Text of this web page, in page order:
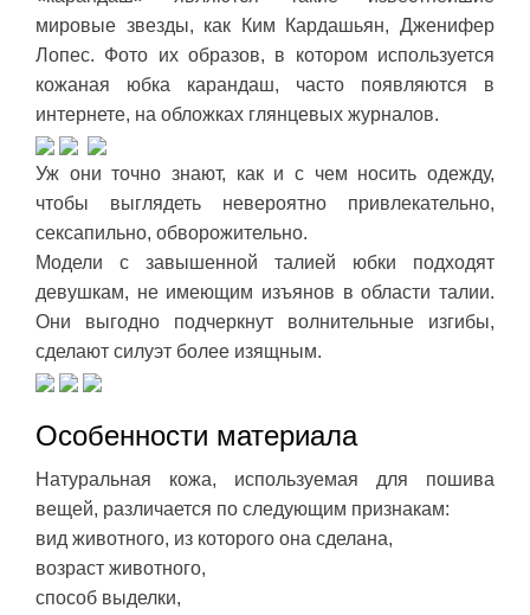
мировые звезды, как Ким Кардашьян, Дженифер
Лопес. Фото их образов, в котором используется
кожаная юбка карандаш, часто появляются в
интернете, на обложках глянцевых журналов.
Уж они точно знают, как и с чем носить одежду,
чтобы выглядеть невероятно привлекательно,
сексапильно, обворожительно.
Модели с завышенной талией юбки подходят
девушкам, не имеющим изъянов в области талии.
Они выгодно подчеркнут волнительные изгибы,
сделают силуэт более изящным.
Особенности материала
Натуральная кожа, используемая для пошива
вещей, различается по следующим признакам:
вид животного, из которого она сделана,
возраст животного,
способ выделки,